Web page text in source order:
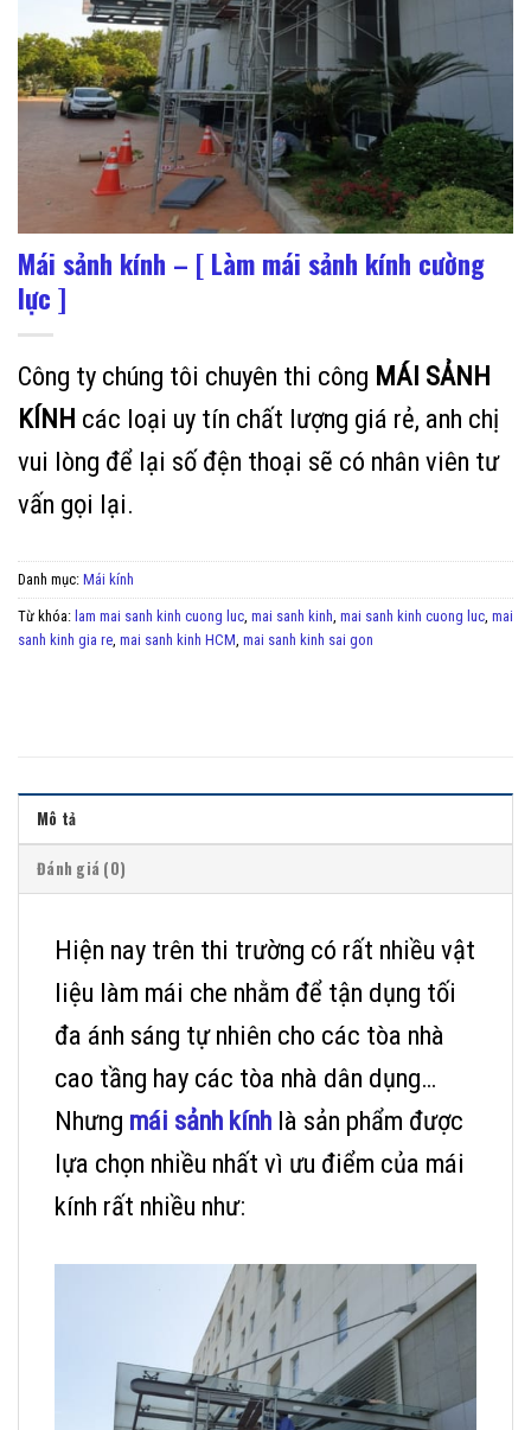
Mái sảnh kính – [ Làm mái sảnh kính cường
lực ]
Công ty chúng tôi chuyên thi công MÁI SẢNH
KÍNH các loại uy tín chất lượng giá rẻ, anh chị
vui lòng để lại số đện thoại sẽ có nhân viên tư
vấn gọi lại.
Danh mục: Mái kính
Từ khóa: lam mai sanh kinh cuong luc, mai sanh kinh, mai sanh kinh cuong luc, mai
sanh kinh gia re, mai sanh kinh HCM, mai sanh kinh sai gon
Mô tả
Đánh giá (0)
Hiện nay trên thi trường có rất nhiều vật
liệu làm mái che nhằm để tận dụng tối
đa ánh sáng tự nhiên cho các tòa nhà
cao tầng hay các tòa nhà dân dụng…
Nhưng mái sảnh kính là sản phẩm được
lựa chọn nhiều nhất vì ưu điểm của mái
kính rất nhiều như: